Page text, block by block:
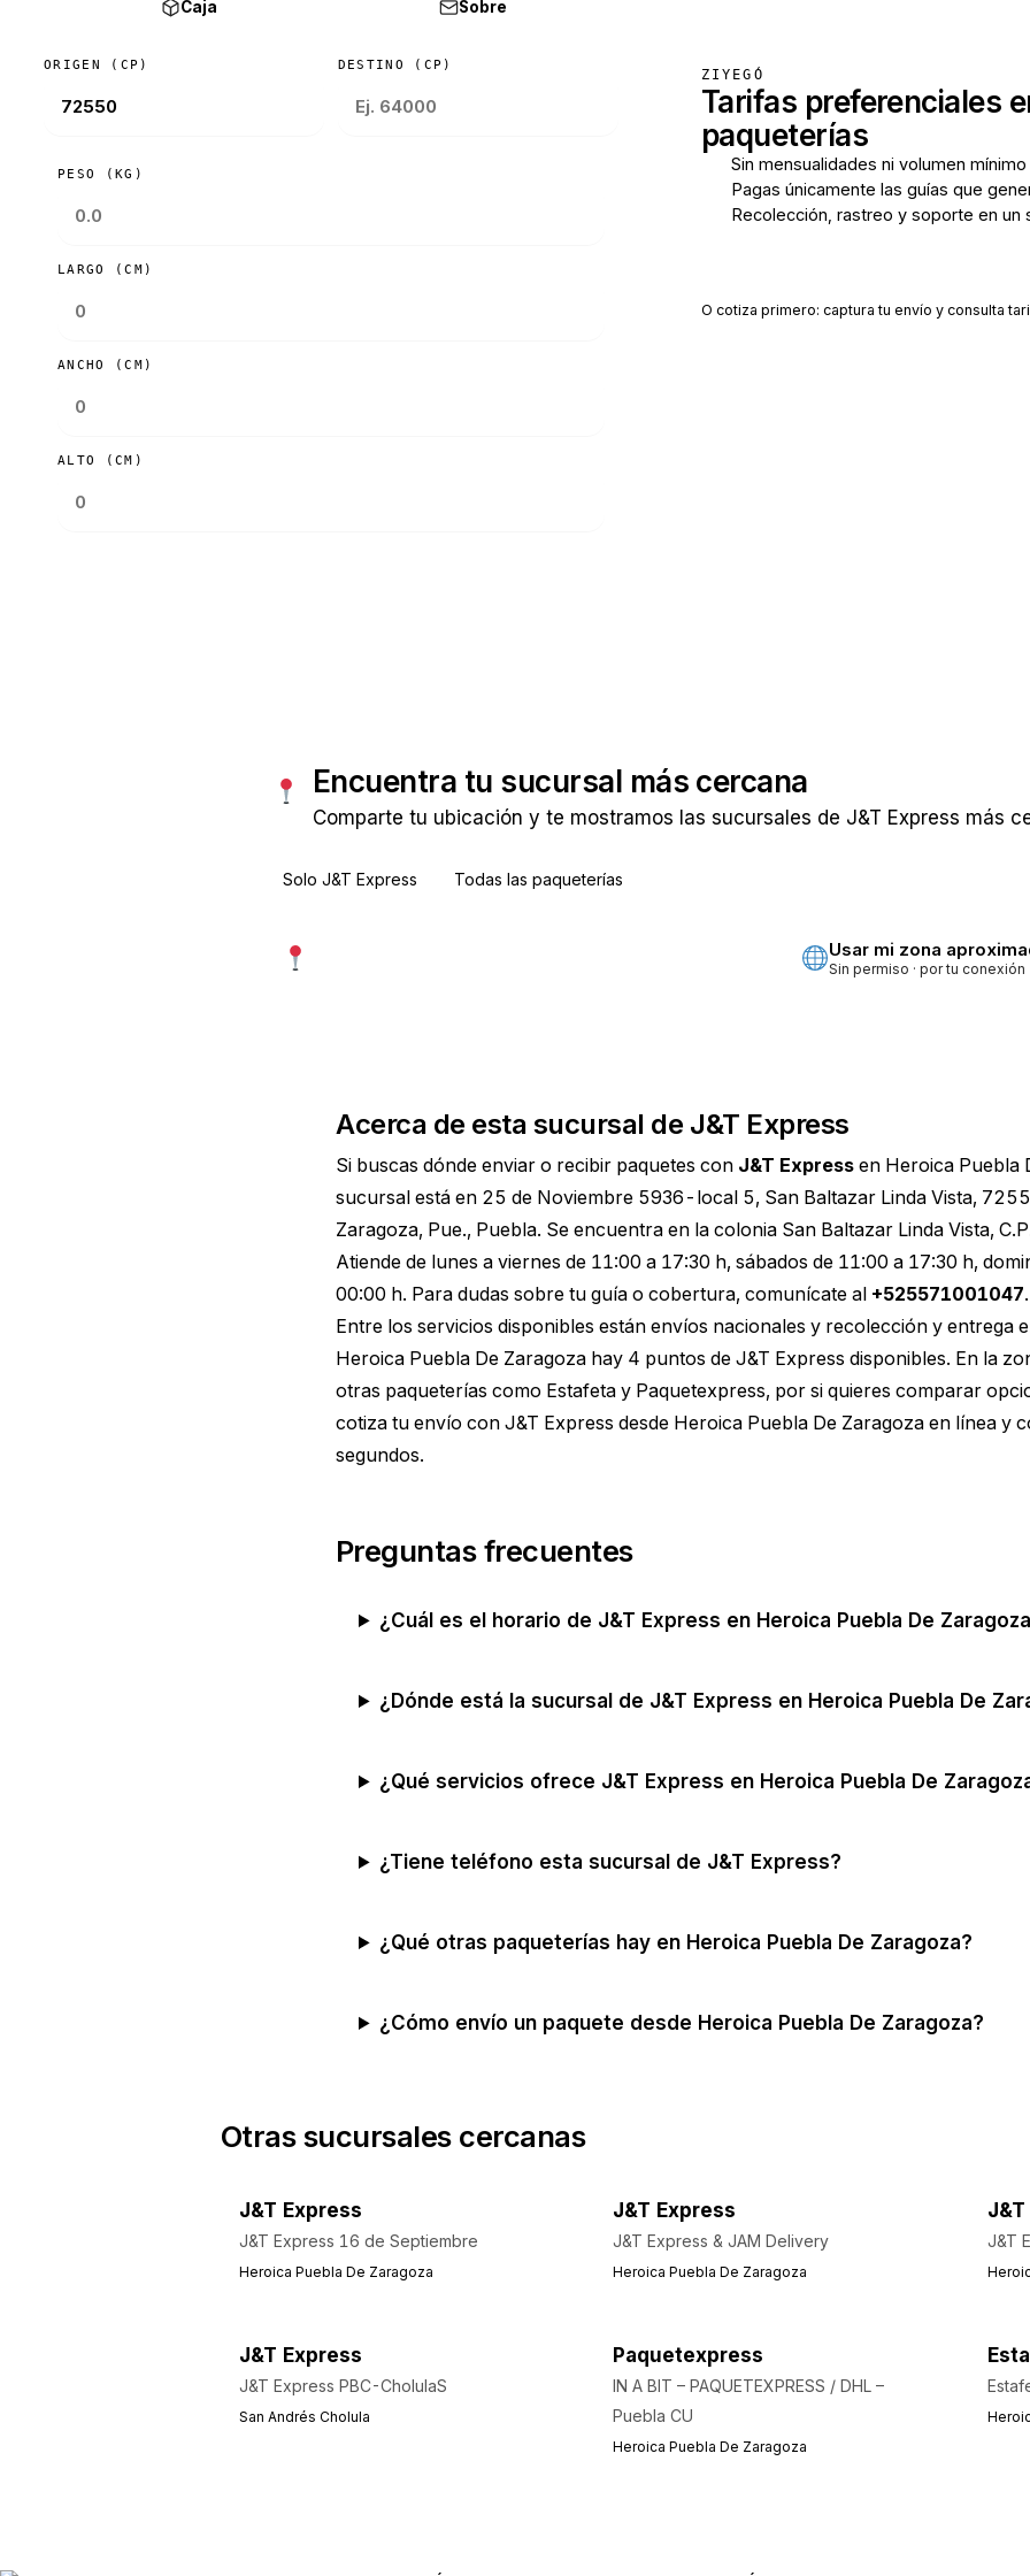
Caja Sobre
ORIGEN (CP) DESTINO (CP)
PESO (KG)
LARGO (CM)
ANCHO (CM)
ALTO (CM)
ZIYEGÓ
Tarifas preferenciales
paqueterías
Sin mensualidades ni volumen mínimo
Pagas únicamente las guías que
Recolección, rastreo y soporte en un
O cotiza primero: captura tu envío y consulta
Encuentra tu sucursal más cercana
Comparte tu ubicación y te mostramos las sucursales de J&T Express más
Solo J&T Express Todas las paqueterías
Usar mi zona
Sin permiso · por tu conexión
Acerca de esta sucursal de J&T Express
Si buscas dónde enviar o recibir paquetes con J&T Express en Heroica Puebla
sucursal está en 25 de Noviembre 5936-local 5, San Baltazar Linda Vista,
Zaragoza, Pue., Puebla. Se encuentra en la colonia San Baltazar Linda Vista,
Atiende de lunes a viernes de 11:00 a 17:30 h, sábados de 11:00 a 17:30 h,
00:00 h. Para dudas sobre tu guía o cobertura, comunícate al +525571001047.
Entre los servicios disponibles están envíos nacionales y recolección y entrega
Heroica Puebla De Zaragoza hay 4 puntos de J&T Express disponibles. En la
otras paqueterías como Estafeta y Paquetexpress, por si quieres comparar
cotiza tu envío con J&T Express desde Heroica Puebla De Zaragoza en línea y
segundos.
Preguntas frecuentes
¿Cuál es el horario de J&T Express en Heroica Puebla De
¿Dónde está la sucursal de J&T Express en Heroica Puebla De
¿Qué servicios ofrece J&T Express en Heroica Puebla De
¿Tiene teléfono esta sucursal de J&T Express?
¿Qué otras paqueterías hay en Heroica Puebla De Zaragoza?
¿Cómo envío un paquete desde Heroica Puebla De Zaragoza?
Otras sucursales cercanas
J&T Express
J&T Express 16 de Septiembre
Heroica Puebla De Zaragoza
J&T Express
J&T Express & JAM Delivery
Heroica Puebla De Zaragoza
J&T
J&T Express
J&T Express PBC-CholulaS
San Andrés Cholula
Paquetexpress
IN A BIT – PAQUETEXPRESS / DHL –
Puebla CU
Heroica Puebla De Zaragoza